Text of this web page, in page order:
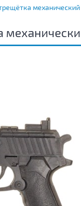
механический